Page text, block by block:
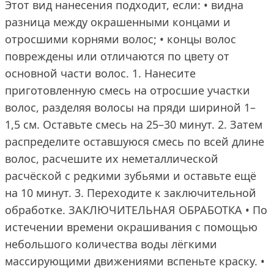
Этот вид нанесения подходит, если: • видна
разница между окрашенными концами и
отросшими корнями волос; • концы волос
повреждены или отличаются по цвету от
основной части волос. 1. Нанесите
приготовленную смесь на отросшие участки
волос, разделяя волосы на пряди шириной 1–
1,5 см. Оставьте смесь на 25–30 минут. 2. Затем
распределите оставшуюся смесь по всей длине
волос, расчешите их неметаллической
расчёской с редкими зубьями и оставьте ещё
на 10 минут. 3. Переходите к заключительной
обработке. ЗАКЛЮЧИТЕЛЬНАЯ ОБРАБОТКА • По
истечении времени окрашивания с помощью
небольшого количества воды лёгкими
массирующими движениями вспеньте краску. •